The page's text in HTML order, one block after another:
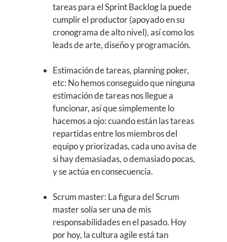
tareas para el Sprint Backlog la puede
cumplir el productor (apoyado en su
cronograma de alto nivel), así como los
leads de arte, diseño y programación.
Estimación de tareas, planning poker,
etc: No hemos conseguido que ninguna
estimación de tareas nos llegue a
funcionar, así que simplemente lo
hacemos a ojo: cuando están las tareas
repartidas entre los miembros del
equipo y priorizadas, cada uno avisa de
si hay demasiadas, o demasiado pocas,
y se actúa en consecuencia.
Scrum master: La figura del Scrum
master solía ser una de mis
responsabilidades en el pasado. Hoy
por hoy, la cultura agile está tan